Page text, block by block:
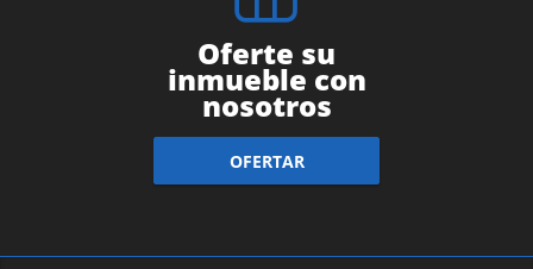
Oferte su
inmueble con
nosotros
OFERTAR